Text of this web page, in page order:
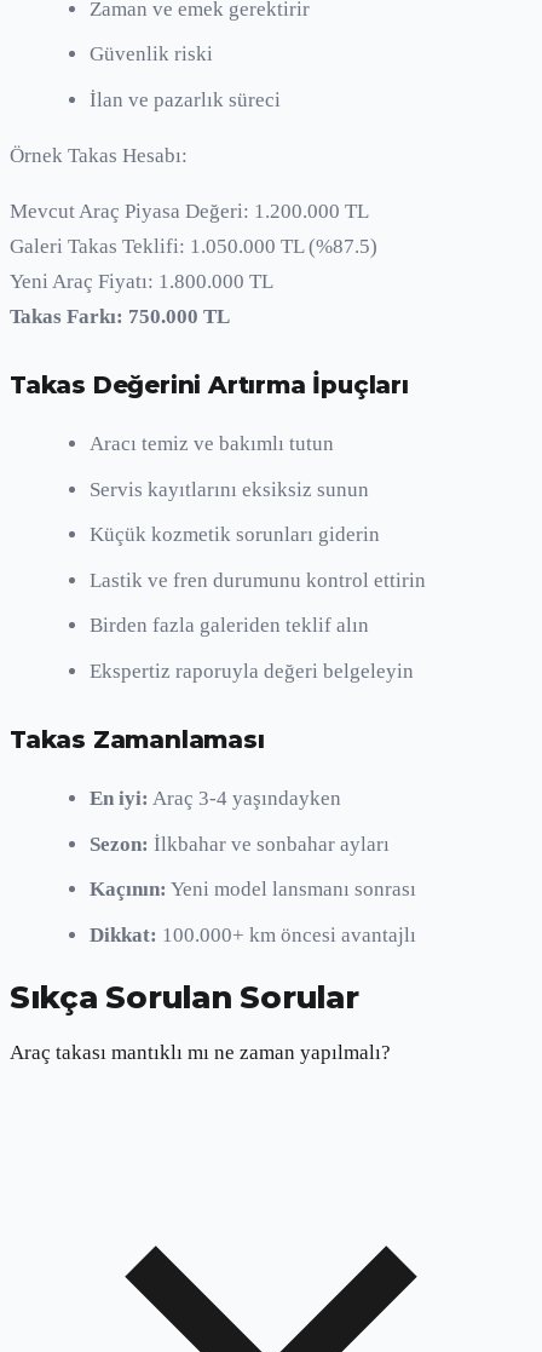
Zaman ve emek gerektirir
Güvenlik riski
İlan ve pazarlık süreci
Örnek Takas Hesabı:
Mevcut Araç Piyasa Değeri: 1.200.000 TL
Galeri Takas Teklifi: 1.050.000 TL (%87.5)
Yeni Araç Fiyatı: 1.800.000 TL
Takas Farkı: 750.000 TL
Takas Değerini Artırma İpuçları
Aracı temiz ve bakımlı tutun
Servis kayıtlarını eksiksiz sunun
Küçük kozmetik sorunları giderin
Lastik ve fren durumunu kontrol ettirin
Birden fazla galeriden teklif alın
Ekspertiz raporuyla değeri belgeleyin
Takas Zamanlaması
En iyi: Araç 3-4 yaşındayken
Sezon: İlkbahar ve sonbahar ayları
Kaçının: Yeni model lansmanı sonrası
Dikkat: 100.000+ km öncesi avantajlı
Sıkça Sorulan Sorular
Araç takası mantıklı mı ne zaman yapılmalı?